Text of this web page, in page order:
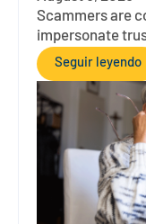
Scammers are
impersonate
Seguir leyendo